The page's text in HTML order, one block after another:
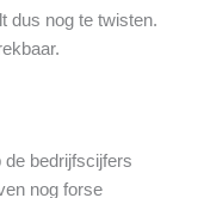
dus nog te twisten.
bedrijfscijfers
nog forse